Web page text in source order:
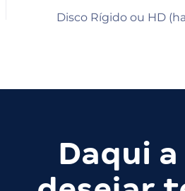
Disco Rígido ou HD
Daqui